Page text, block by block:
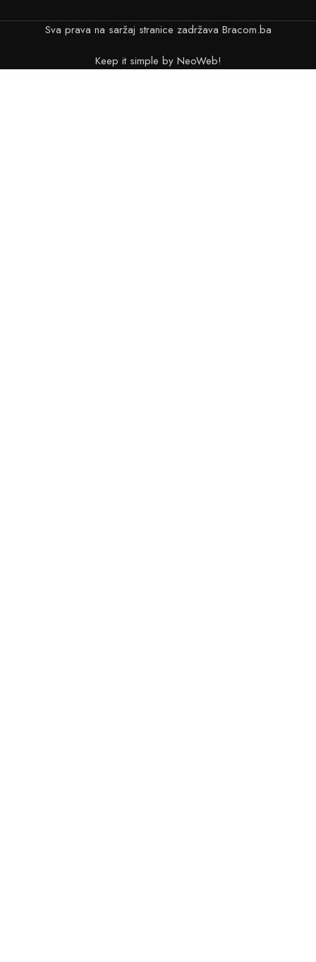
Sva prava na saržaj stranice zadržava Bracom.ba
Keep it simple by NeoWeb!